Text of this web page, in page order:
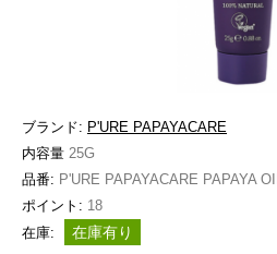
ブランド: P'URE PAPAYACARE
内容量 25G
品番: P'URE PAPAYACARE PAPAYA
ポイント: 18
在庫:
在庫有り